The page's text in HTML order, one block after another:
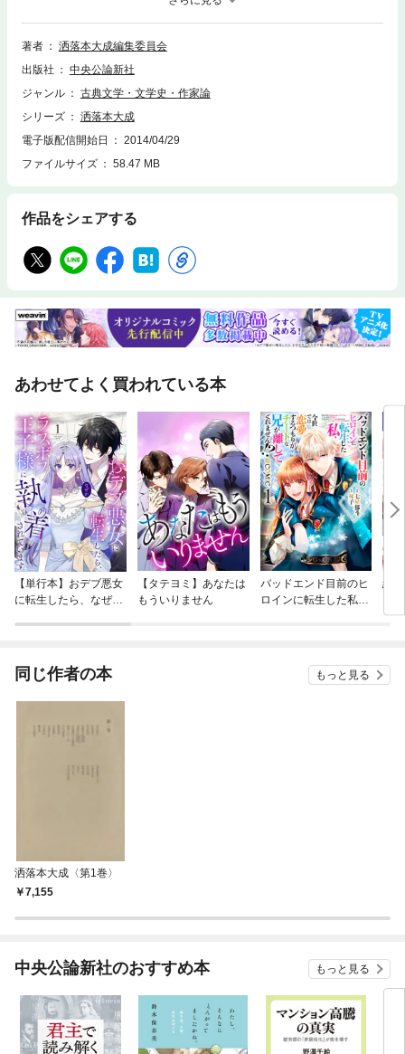
／裸百貫／退屈晒落／船頭深話／通言東至船／花街滑稽一文塊／通客一盃
記言／滑稽粋言●（あなかんむりの中、左に下に耒、右に禺）潜妻／誹諧
通言／遊女大学／南駅夜光珠／当世廓中掃除／辰巳船頭部屋
著者
洒落本大成編集委員会
出版社
中央公論新社
ジャンル
古典文学・文学史・作家論
シリーズ
洒落本大成
電子版配信開始日
2014/04/29
ファイルサイズ
58.47 MB
作品をシェアする
あわせてよく買われている本
【単行本】おデブ悪女
に転生したら、なぜか
【タテヨミ】あなたは
もういりません
バッドエンド目前のヒ
ロインに転生した私、
結
同じ作者の本 もっと見る
洒落本大成〈第1巻〉
7,155
中央公論新社のおすすめ本 もっと見る